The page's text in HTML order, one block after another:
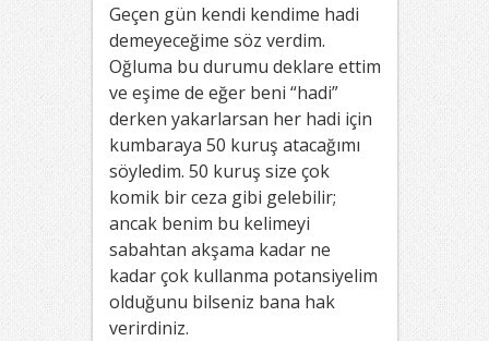
Geçen gün kendi kendime hadi
demeyeceğime söz verdim.
Oğluma bu durumu deklare ettim
ve eşime de eğer beni “hadi”
derken yakarlarsan her hadi için
kumbaraya 50 kuruş atacağımı
söyledim. 50 kuruş size çok
komik bir ceza gibi gelebilir;
ancak benim bu kelimeyi
sabahtan akşama kadar ne
kadar çok kullanma potansiyelim
olduğunu bilseniz bana hak
verirdiniz.